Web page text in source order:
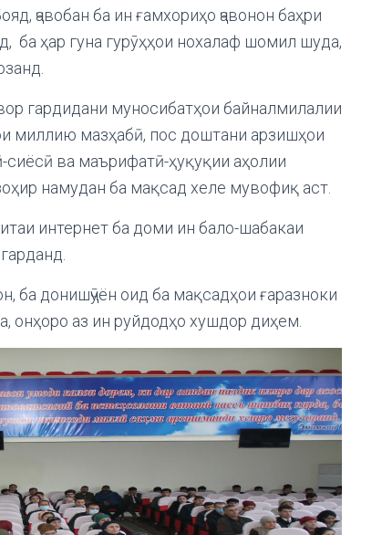
ҷавобан ба ин ғамхориҳо ҷавонон баҳри
ба ҳар гуна гурӯҳҳои нохалаф шомил шуда,
гардидани муносибатҳои байналмилалии
миллию мазҳабӣ, пос доштани арзишҳои
ва маърифатӣ-ҳуқуқии аҳолии
намудан ба мақсад хеле мувофиқ аст.
интернет ба доми ин бало-шабакаи
ба донишҷӯён оид ба мақсадҳои ғаразноки
онҳоро аз ин руйдодҳо хушдор диҳем.